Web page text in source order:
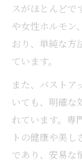
スがほとんどで
や女性ホルモン
おり、単純な方
ています。
また、バストア
いても、明確な
れています。専
トの健康や美
であり、安易な